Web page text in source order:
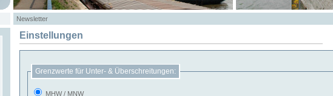
Newsletter
Einstellungen
Grenzwerte für Unter- & Überschreitungen:
MHW / MNW